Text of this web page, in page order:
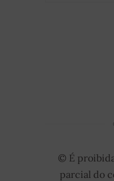
© É
parcial do